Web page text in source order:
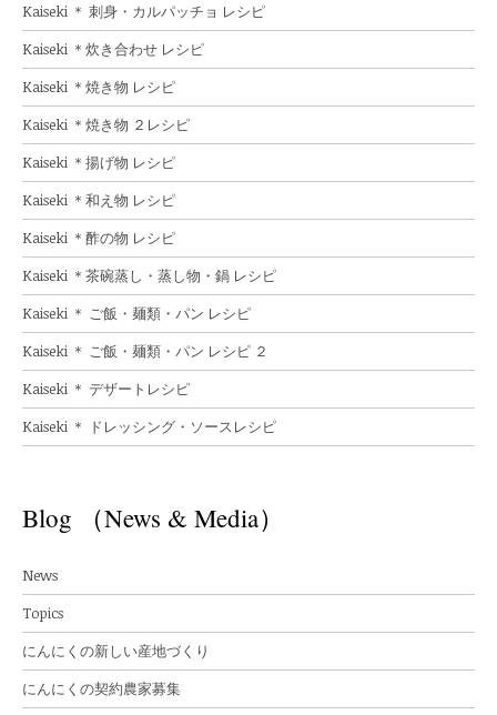
Kaiseki ＊ 刺身・カルパッチョ レシピ
Kaiseki ＊炊き合わせ レシピ
Kaiseki ＊焼き物 レシピ
Kaiseki ＊焼き物 ２レシピ
Kaiseki ＊揚げ物 レシピ
Kaiseki ＊和え物 レシピ
Kaiseki ＊酢の物 レシピ
Kaiseki ＊茶碗蒸し・蒸し物・鍋 レシピ
Kaiseki ＊ ご飯・麺類・パン レシピ
Kaiseki ＊ ご飯・麺類・パン レシピ ２
Kaiseki ＊ デザートレシピ
Kaiseki ＊ ドレッシング・ソースレシピ
Blog （News & Media）
News
Topics
にんにくの新しい産地づくり
にんにくの契約農家募集